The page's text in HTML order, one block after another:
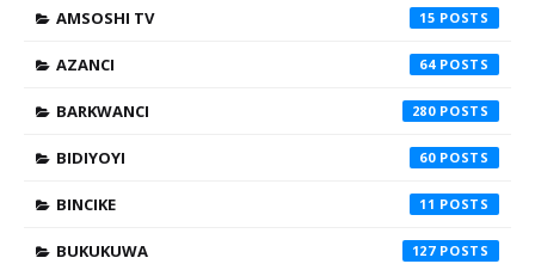
AMSOSHI TV 15
AZANCI 64
BARKWANCI 280
BIDIYOYI 60
BINCIKE 11
BUKUKUWA 127